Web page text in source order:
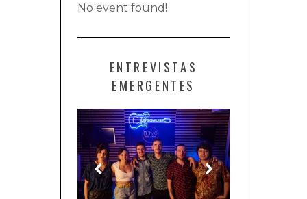
No event found!
ENTREVISTAS
EMERGENTES